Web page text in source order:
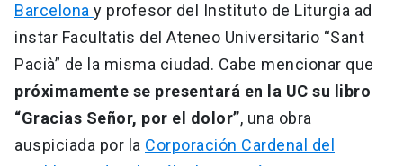
Barcelona y profesor del Instituto de Liturgia ad
instar Facultatis del Ateneo Universitario “Sant
Pacià” de la misma ciudad. Cabe mencionar que
próximamente se presentará en la UC su libro
“Gracias Señor, por el dolor”, una obra
auspiciada por la Corporación Cardenal del